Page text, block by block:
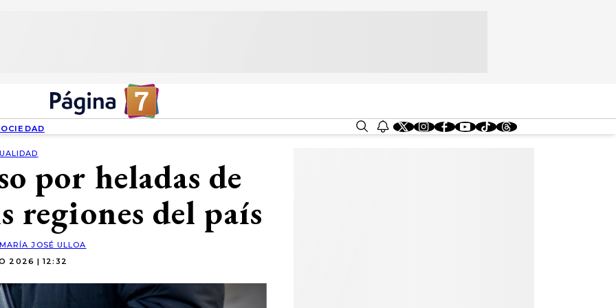
por heladas de
regiones del país
MARÍA JOSÉ ULLOA
2026 | 12:32